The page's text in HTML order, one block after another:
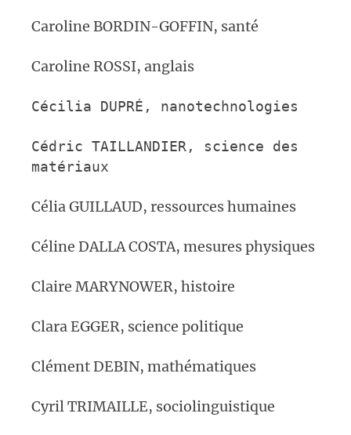
Caroline BORDIN-GOFFIN, santé
Caroline ROSSI, anglais
Cécilia DUPRÉ , nanotechnologies
Cédric TAILLANDIER, science des
matériaux
Célia GUILLAUD, ressources humaines
Céline DALLA COSTA, mesures physiques
Claire MARYNOWER, histoire
Clara EGGER, science politique
Clément DEBIN, mathématiques
Cyril TRIMAILLE, sociolinguistique